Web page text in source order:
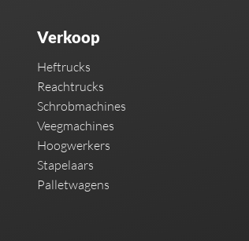
Verkoop
Heftrucks
Reachtrucks
Schrobmachines
Veegmachines
Hoogwerkers
Stapelaars
Palletwagens